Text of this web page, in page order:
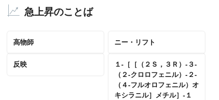
急上昇のことば
高物師 ニー・リフト
反映
１‐［［（２Ｓ，３Ｒ）‐３‐
（２‐クロロフェニル）‐２‐
（４‐フルオロフェニル）オ
キシラニル］メチル］‐１